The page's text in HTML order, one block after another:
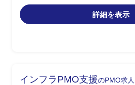
詳細を表示
インフラPMO支援のPMO求